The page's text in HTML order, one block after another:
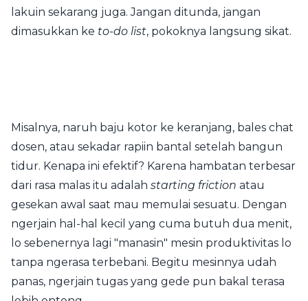
lakuin sekarang juga. Jangan ditunda, jangan
dimasukkan ke to-do list, pokoknya langsung sikat.
Misalnya, naruh baju kotor ke keranjang, bales chat
dosen, atau sekadar rapiin bantal setelah bangun
tidur. Kenapa ini efektif? Karena hambatan terbesar
dari rasa malas itu adalah starting friction atau
gesekan awal saat mau memulai sesuatu. Dengan
ngerjain hal-hal kecil yang cuma butuh dua menit,
lo sebenernya lagi "manasin" mesin produktivitas lo
tanpa ngerasa terbebani. Begitu mesinnya udah
panas, ngerjain tugas yang gede pun bakal terasa